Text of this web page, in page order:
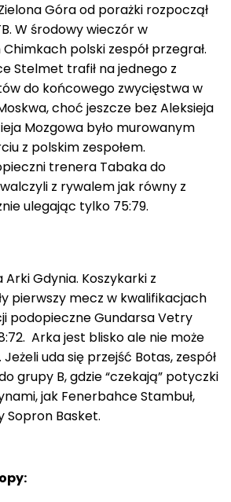
Góra od porażki rozpoczął
W środowy wieczór w
polski zespół przegrał.
Stelmet trafił na jednego z
do końcowego zwycięstwa w
choć jeszcze bez Aleksieja
Mozgowa było murowanym
z polskim zespołem.
trenera Tabaka do
z rywalem jak równy z
ulegając tylko 75:79.
Gdynia. Koszykarki z
pierwszy mecz w kwalifikacjach
podopieczne Gundarsa Vetry
Arka jest blisko ale nie może
uda się przejść Botas, zespół
grupy B, gdzie “czekają” potyczki
jak Fenerbahce Stambuł,
Sopron Basket.